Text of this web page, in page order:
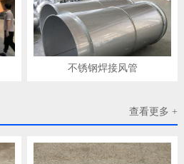
不锈钢焊接风管
查看更多 +